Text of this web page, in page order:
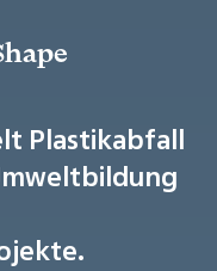
Plastikabfall